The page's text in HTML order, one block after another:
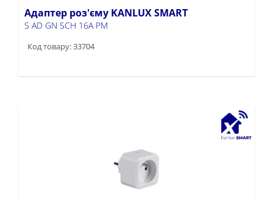
Адаптер роз'єму KANLUX SMART
S AD GN SCH 16A PM
Код товару: 33704